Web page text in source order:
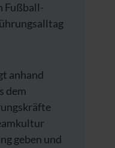
Fußball-
anhand
dem
geben und